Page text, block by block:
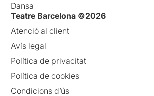
Dansa
Teatre Barcelona ©2026
Atenció al client
Avís legal
Política de privacitat
Política de cookies
Condicions d’ús